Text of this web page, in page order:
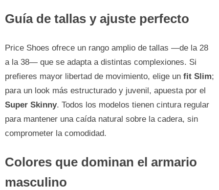
Guía de tallas y ajuste perfecto
Price Shoes ofrece un rango amplio de tallas —de la 28
a la 38— que se adapta a distintas complexiones. Si
prefieres mayor libertad de movimiento, elige un fit Slim;
para un look más estructurado y juvenil, apuesta por el
Super Skinny. Todos los modelos tienen cintura regular
para mantener una caída natural sobre la cadera, sin
comprometer la comodidad.
Colores que dominan el armario
masculino